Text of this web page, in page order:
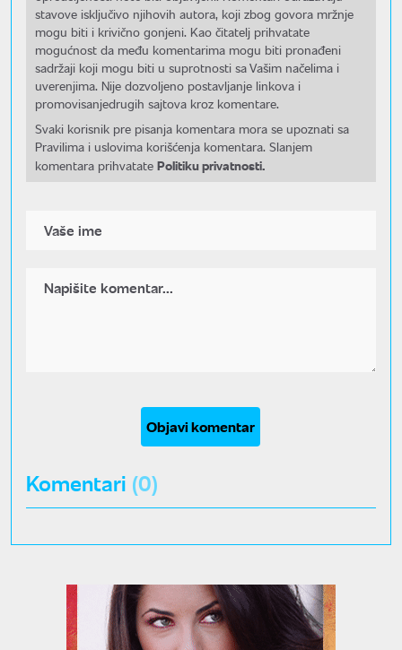
stavove isključivo njihovih autora, koji zbog govora mržnje
mogu biti i krivično gonjeni. Kao čitatelj prihvatate
mogućnost da među komentarima mogu biti pronađeni
sadržaji koji mogu biti u suprotnosti sa Vašim načelima i
uverenjima. Nije dozvoljeno postavljanje linkova i
promovisanjedrugih sajtova kroz komentare.
Svaki korisnik pre pisanja komentara mora se upoznati sa
Pravilima i uslovima korišćenja komentara. Slanjem
komentara prihvatate Politiku privatnosti.
Objavi komentar
Komentari (0)